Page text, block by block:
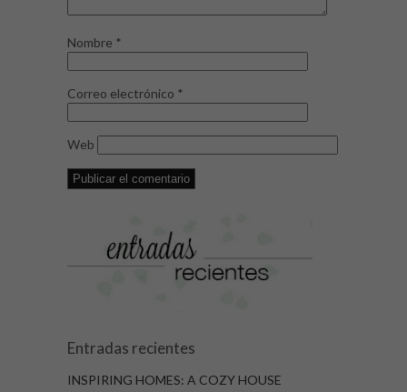
Nombre *
Correo electrónico *
Web
Entradas recientes
INSPIRING HOMES: A COZY HOUSE